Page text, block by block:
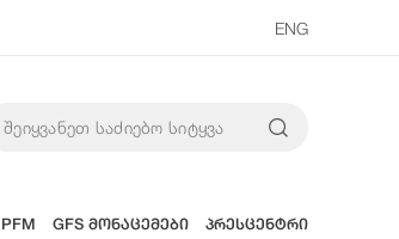
ENG
PFM GFS მონაცემები პრესცენტრი